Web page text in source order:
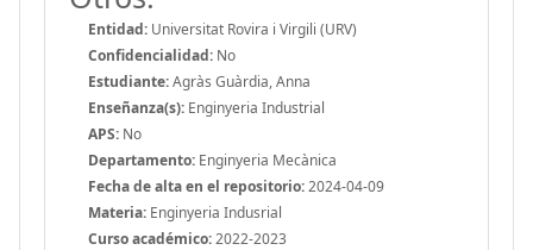
Entidad: Universitat Rovira i Virgili (URV)
Confidencialidad: No
Estudiante:Agràs Guàrdia, Anna
Enseñanza(s): Enginyeria Industrial
APS: No
Departamento: Enginyeria Mecànica
Fecha de alta en el repositorio:2024-04-09
Materia: Enginyeria Indusrial
Curso académico:2022-2023